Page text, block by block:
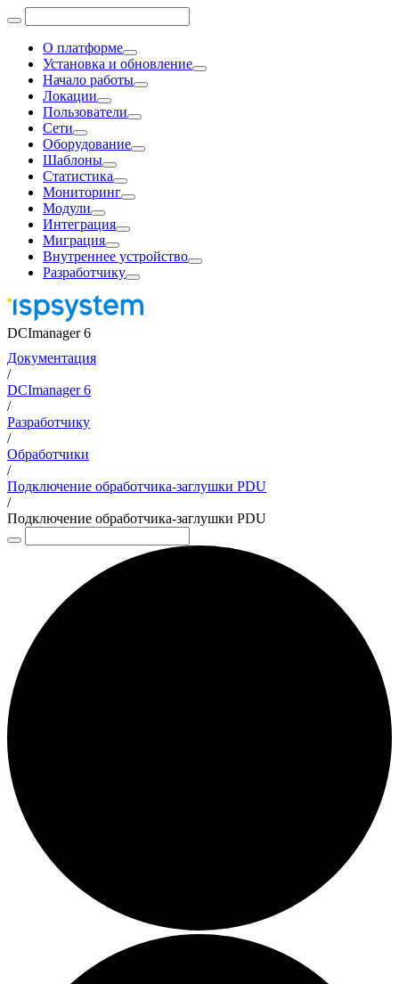
О платформе
Установка и обновление
Начало работы
Локации
Пользователи
Сети
Оборудование
Шаблоны
Статистика
Мониторинг
Модули
Интеграция
Миграция
Внутреннее устройство
Разработчику
DCImanager 6
Документация
/
DCImanager 6
/
Разработчику
/
Обработчики
/
Подключение обработчика-заглушки PDU
/
Подключение обработчика-заглушки PDU